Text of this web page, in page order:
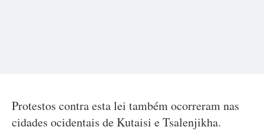
Protestos contra esta lei também ocorreram nas
cidades ocidentais de Kutaisi e Tsalenjikha.